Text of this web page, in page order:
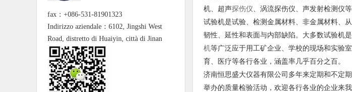
fax：+086-531-81901323
Indirizzo aziendale：6102, Jingshi West
Road, distretto di Huaiyin, città di Jinan
机、超声探伤仪 、涡流探伤仪、声发射检测仪
试验机是试验、检测金属材料、非金属材料、从
韧性、延性和表面与内部缺陷。大多数试验机
机等广泛应于用工矿企业、学校的现场和实验
育、医疗等各行各业，涵盖率几乎百分之百。
济南恒思盛大仪器有限公司多年来定期和不定
举办的质量检验活动，欢迎各行各业的企业来